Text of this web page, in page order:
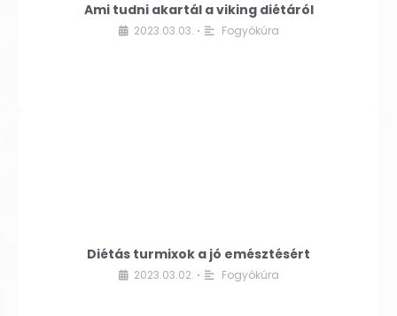
Ami tudni akartál a viking diétáról
2023.03.03. • Fogyókúra
Diétás turmixok a jó emésztésért
2023.03.02. • Fogyókúra